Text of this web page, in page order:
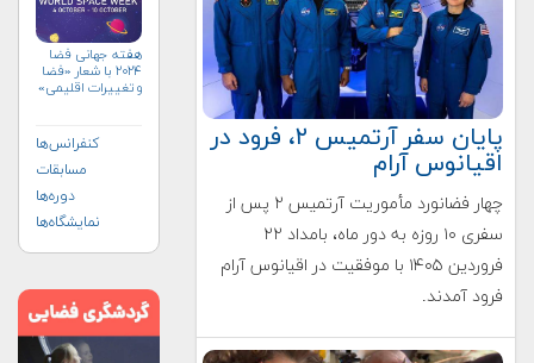
پایان سفر آرتمیس ۲، فرود در
اقیانوس آرام
چهار فضانورد مأموریت آرتمیس ۲ پس از
سفری ۱۰ روزه به دور ماه، بامداد ۲۲
فروردین ۱۴۰۵ با موفقیت در اقیانوس آرام
فرود آمدند.
هفته جهانی فضا
۲۰۲۴ با شعار «فضا
و تغییرات اقلیمی»
کنفرانس‌ها
مسابقات
دوره‌ها
نمایشگاه‌ها